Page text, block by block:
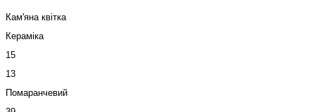
Кам'яна квітка
Кераміка
15
13
Помаранчевий